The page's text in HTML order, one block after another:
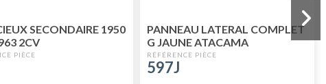
SECONDAIRE 1950
2CV
PANNEAU LATERAL COMPLET
G JAUNE ATACAMA
597J